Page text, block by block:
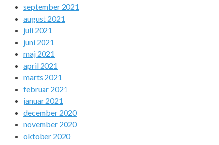
september 2021
august 2021
juli 2021
juni 2021
maj 2021
april 2021
marts 2021
februar 2021
januar 2021
december 2020
november 2020
oktober 2020